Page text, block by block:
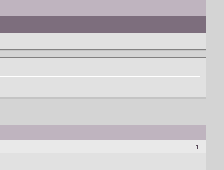
1